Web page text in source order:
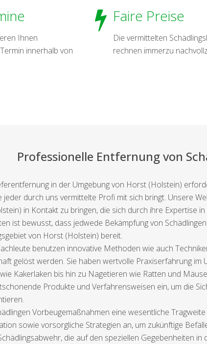
Ihnen
innerhalb von
Faire Preise
Die vermittelten
rechnen immerzu
Professionelle Entfernung von
in der Umgebung von Horst (Holstein)
jeder durch uns vermittelte Profi mit sich bringt. Unsere
in Kontakt zu bringen, die sich durch ihre Expertise
ist bewusst, dass jedwede Bekämpfung von
von Horst (Holstein) bereit.
benutzen innovative Methoden wie auch
gelöst werden. Sie haben wertvolle Praxiserfahrung im
Kakerlaken bis hin zu Nagetieren wie Ratten und
Produkte und Verfahrensweisen ein, um die
Vorbeugemaßnahmen eine wesentliche
sowie vorsorgliche Strategien an, um zukünftige
die auf den speziellen Gegebenheiten